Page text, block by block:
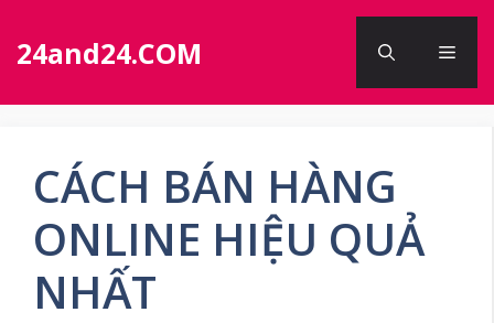
đến
nội24and24.COM
CÁCH BÁN HÀNG
ONLINE HIỆU QUẢ
NHẤT